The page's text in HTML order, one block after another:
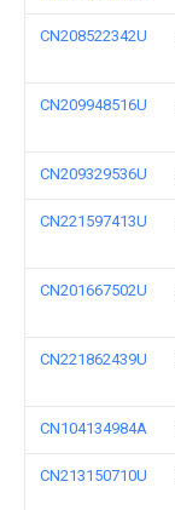
CN208522342U
CN209948516U
CN209329536U
CN221597413U
CN201667502U
CN221862439U
CN104134984A
CN213150710U